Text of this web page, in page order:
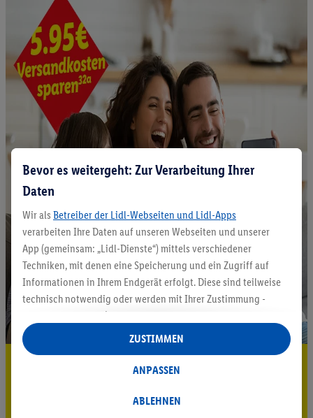
5.95 € Versand sparen³²ᵃ
Bevor es weitergeht: Zur Verarbeitung Ihrer
Daten
Wir als Betreiber der Lidl-Webseiten und Lidl-Apps
verarbeiten Ihre Daten auf unseren Webseiten und unserer
App (gemeinsam: „Lidl-Dienste“) mittels verschiedener
Techniken, mit denen eine Speicherung und ein Zugriff auf
Informationen in Ihrem Endgerät erfolgt. Diese sind teilweise
technisch notwendig oder werden mit Ihrer Zustimmung -
auch durch Partner (u.a.
Verantwortliche; im Zusammenhang mit dem IAB TCF
insgesamt
Statistik-Erstellung oder für personalisierte Werbung
Datenverarbeitungen für personalisierte Werbung werden
ABLEHNEN
ANPASSEN
ZUSTIMMEN